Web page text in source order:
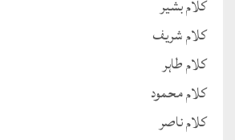
کلام بشیر
کلام شریف
کلام طاہر
کلام محمود
کلام ناصر